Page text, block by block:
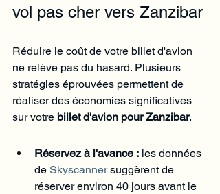
vol pas cher vers Zanzibar
Réduire le coût de votre billet d'avion
ne relève pas du hasard. Plusieurs
stratégies éprouvées permettent de
réaliser des économies significatives
sur votre billet d'avion pour Zanzibar.
Réservez à l'avance : les données
de Skyscanner suggèrent de
réserver environ 40 jours avant le